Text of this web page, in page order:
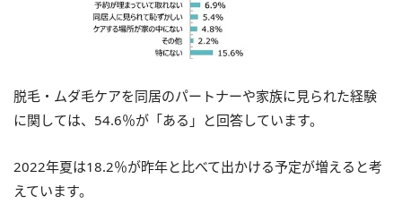
脱毛・ムダ毛ケアを同居のパートナーや家族に見られた経験
に関しては、54.6％が「ある」と回答しています。
2022年夏は18.2％が昨年と比べて出かける予定が増えると考
えています。